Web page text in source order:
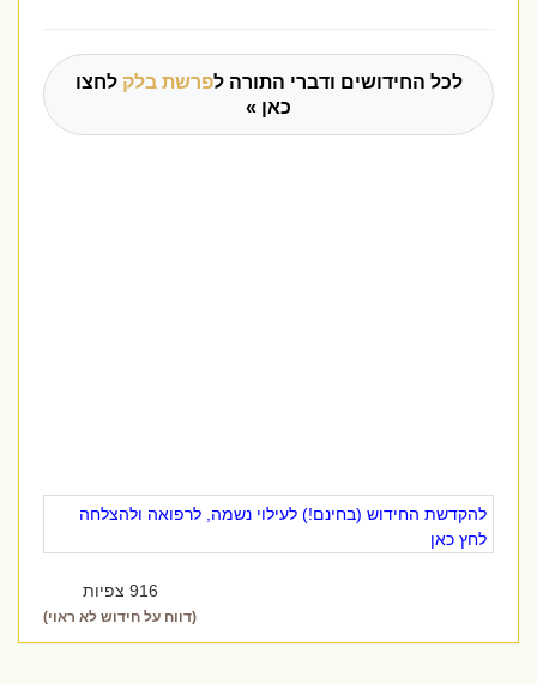
לכל החידושים ודברי התורה לפרשת בלקלחצו
כאן »
להקדשת החידוש (בחינם!) לעילוי נשמה, לרפואה ולהצלחה
לחץ כאן
916 צפיות
(דווח על חידוש לא ראוי)